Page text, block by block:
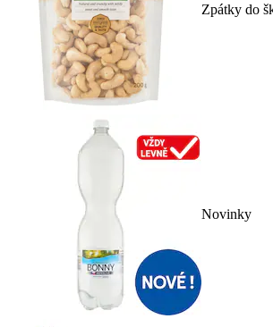
Zpátky do
Novinky